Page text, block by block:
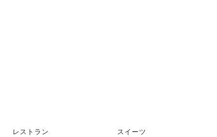
レストラン スイーツ